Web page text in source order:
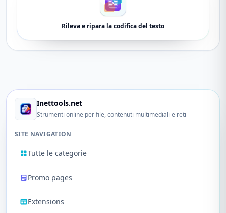
Rileva e ripara la codifica del testo
Inettools.net
Strumenti online per file, contenuti multimediali e reti
SITE NAVIGATION
Tutte le categorie
Promo pages
Extensions